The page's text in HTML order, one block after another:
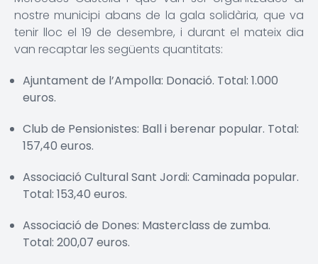
nostre municipi abans de la gala solidària, que va
tenir lloc el 19 de desembre, i durant el mateix dia
van recaptar les següents quantitats:
Ajuntament de l’Ampolla: Donació. Total: 1.000
euros.
Club de Pensionistes: Ball i berenar popular. Total:
157,40 euros.
Associació Cultural Sant Jordi: Caminada popular.
Total: 153,40 euros.
Associació de Dones: Masterclass de zumba.
Total: 200,07 euros.